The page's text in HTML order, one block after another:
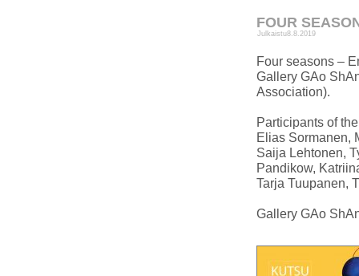
FOUR
Julkaistu8.8.2019
Four seasons –
Gallery GAo
Association).
Participants of
Elias Sormanen,
Saija Lehtonen,
Pandikow,
Tarja Tuupanen,
Gallery GAo